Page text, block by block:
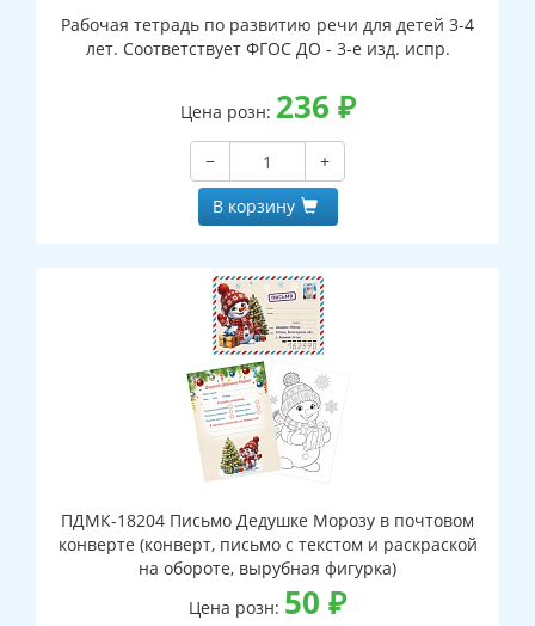
Рабочая тетрадь по развитию речи для детей 3-4
лет. Соответствует ФГОС ДО - 3-е изд. испр.
Цена розн: 236 ₽
−
+
В корзину
ПДМК-18204 Письмо Дедушке Морозу в почтовом
конверте (конверт, письмо с текстом и раскраской
на обороте, вырубная фигурка)
Цена розн: 50 ₽